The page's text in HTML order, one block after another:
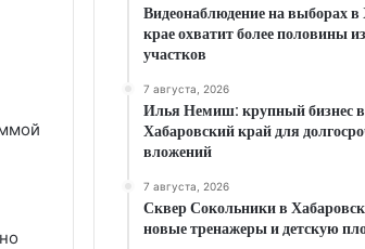
Видеонаблюдение на выборах
крае охватит более половины
участков
7 августа, 2026
Илья Немиш: крупный бизнес
Хабаровский край для
вложений
7 августа, 2026
Сквер Сокольники в
новые тренажеры и детскую